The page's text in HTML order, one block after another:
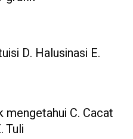
D. Halusinasi E.
mengetahui C. Cacat
Tuli